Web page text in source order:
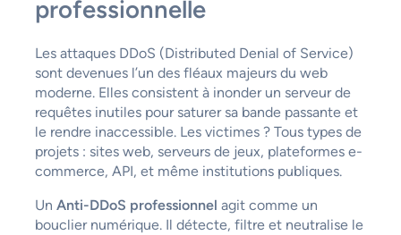
professionnelle
Les attaques DDoS (Distributed Denial of Service)
sont devenues l’un des fléaux majeurs du web
moderne. Elles consistent à inonder un serveur de
requêtes inutiles pour saturer sa bande passante et
le rendre inaccessible. Les victimes ? Tous types de
projets : sites web, serveurs de jeux, plateformes e-
commerce, API, et même institutions publiques.
Un Anti-DDoS professionnel agit comme un
bouclier numérique. Il détecte, filtre et neutralise le